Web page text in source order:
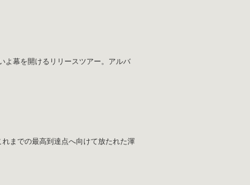
よ幕を開けるリリースツアー。アルバ
までの最高到達点へ向けて放たれた渾